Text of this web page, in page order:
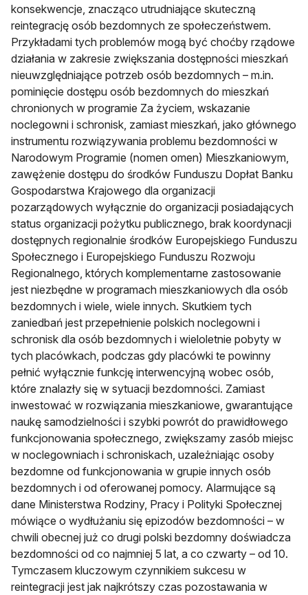
konsekwencje, znacząco utrudniające skuteczną
reintegrację osób bezdomnych ze społeczeństwem.
Przykładami tych problemów mogą być choćby rządowe
działania w zakresie zwiększania dostępności mieszkań
nieuwzględniające potrzeb osób bezdomnych – m.in.
pominięcie dostępu osób bezdomnych do mieszkań
chronionych w programie Za życiem, wskazanie
noclegowni i schronisk, zamiast mieszkań, jako głównego
instrumentu rozwiązywania problemu bezdomności w
Narodowym Programie (nomen omen) Mieszkaniowym,
zawężenie dostępu do środków Funduszu Dopłat Banku
Gospodarstwa Krajowego dla organizacji
pozarządowych wyłącznie do organizacji posiadających
status organizacji pożytku publicznego, brak koordynacji
dostępnych regionalnie środków Europejskiego Funduszu
Społecznego i Europejskiego Funduszu Rozwoju
Regionalnego, których komplementarne zastosowanie
jest niezbędne w programach mieszkaniowych dla osób
bezdomnych i wiele, wiele innych. Skutkiem tych
zaniedbań jest przepełnienie polskich noclegowni i
schronisk dla osób bezdomnych i wieloletnie pobyty w
tych placówkach, podczas gdy placówki te powinny
pełnić wyłącznie funkcję interwencyjną wobec osób,
które znalazły się w sytuacji bezdomności. Zamiast
inwestować w rozwiązania mieszkaniowe, gwarantujące
naukę samodzielności i szybki powrót do prawidłowego
funkcjonowania społecznego, zwiększamy zasób miejsc
w noclegowniach i schroniskach, uzależniając osoby
bezdomne od funkcjonowania w grupie innych osób
bezdomnych i od oferowanej pomocy. Alarmujące są
dane Ministerstwa Rodziny, Pracy i Polityki Społecznej
mówiące o wydłużaniu się epizodów bezdomności – w
chwili obecnej już co drugi polski bezdomny doświadcza
bezdomności od co najmniej 5 lat, a co czwarty – od 10.
Tymczasem kluczowym czynnikiem sukcesu w
reintegracji jest jak najkrótszy czas pozostawania w